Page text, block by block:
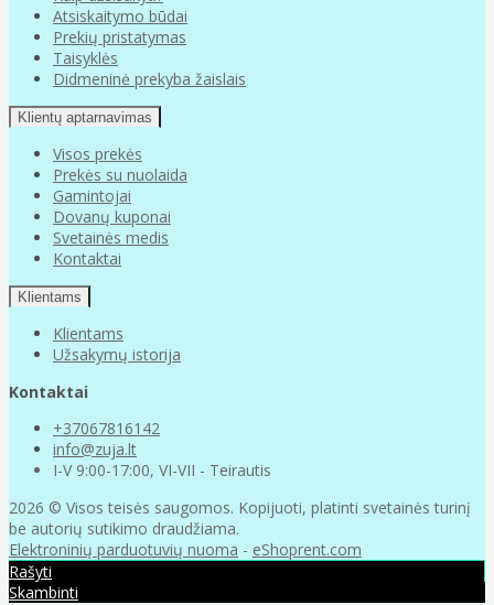
Atsiskaitymo būdai
Prekių pristatymas
Taisyklės
Didmeninė prekyba žaislais
Klientų aptarnavimas
Visos prekės
Prekės su nuolaida
Gamintojai
Dovanų kuponai
Svetainės medis
Kontaktai
Klientams
Klientams
Užsakymų istorija
Kontaktai
+37067816142
info@zuja.lt
I-V 9:00-17:00, VI-VII - Teirautis
2026 © Visos teisės saugomos. Kopijuoti, platinti svetainės turinį
be autorių sutikimo draudžiama.
Elektroninių parduotuvių nuoma - eShoprent.com
Rašyti
Skambinti